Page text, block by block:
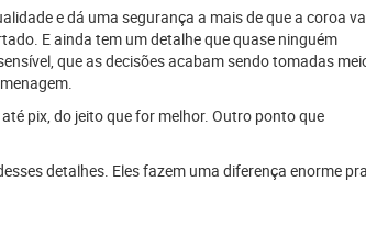
e dá uma segurança a mais de que a coroa
E ainda tem um detalhe que quase ninguém
que as decisões acabam sendo tomadas
pix, do jeito que for melhor. Outro ponto que
detalhes. Eles fazem uma diferença enorme